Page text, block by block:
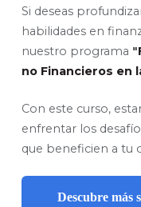
Si deseas
habilidades en
nuestro programa "
no Financieros en
Con este curso,
enfrentar los
que beneficien a tu
Descubre más